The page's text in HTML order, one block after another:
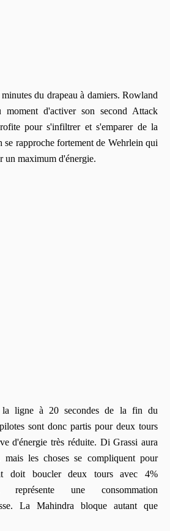
du drapeau à damiers. Rowland
moment d'activer son second Attack
pour s'infiltrer et s'emparer de la
se rapproche fortement de Wehrlein qui
un maximum d'énergie.
la ligne à 20 secondes de la fin du
sont donc partis pour deux tours
d'énergie très réduite. Di Grassi aura
les choses se compliquent pour
doit boucler deux tours avec 4%
une consommation
La Mahindra bloque autant que